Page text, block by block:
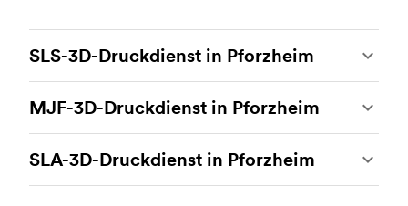
SLS-3D-Druckdienst in Pforzheim
(SLS) handelt es sich um eines der stärksten
additiven Fertigungsverfahren, das es
ermöglicht, beständige und genaue
kundenspezifische Teile herzustellen. Der SLS-
3D-Druck ist ideal für Rapid Prototyping und
MJF-3D-Druckdienst in Pforzheim
additive Fertigungsverfahren von Hewlett-
Packard. Hierbei handelt es sich um die
SLA-3D-Druckdienst in Pforzheim